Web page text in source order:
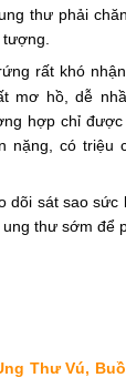
thư phải
rất khó
mơ hồ, dễ
hợp chỉ
nặng, có triệu
dõi sát sao
thư sớm để
Thư Vú,